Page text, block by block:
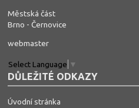
Městská část
Brno - Černovice
webmaster
Select Language ▼
DŮLEŽITÉ ODKAZY
Úvodní stránka